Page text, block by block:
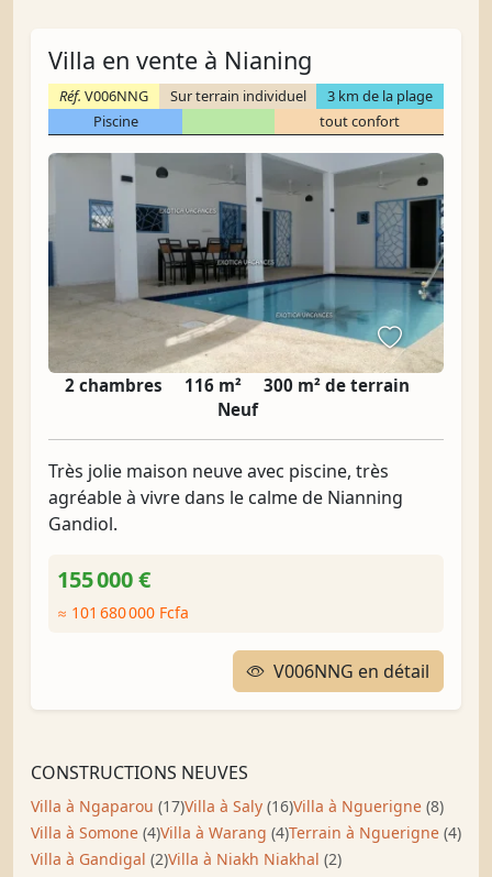
Villa en vente à Nianing
Réf. V006NNG Sur terrain individuel
3 km de la plage
Piscine
tout confort
2 chambres 116 m²
300 m² de terrain
Neuf
Très jolie maison neuve avec piscine, très
agréable à vivre dans le calme de Nianning
Gandiol.
155 000 €
≈ 101 680 000 Fcfa
V006NNG en détail
CONSTRUCTIONS NEUVES
Villa à Ngaparou (17)Villa à Saly (16)Villa à Nguerigne (8)
Villa à Somone (4)Villa à Warang (4)Terrain à Nguerigne (4)
Villa à Gandigal (2)Villa à Niakh Niakhal (2)